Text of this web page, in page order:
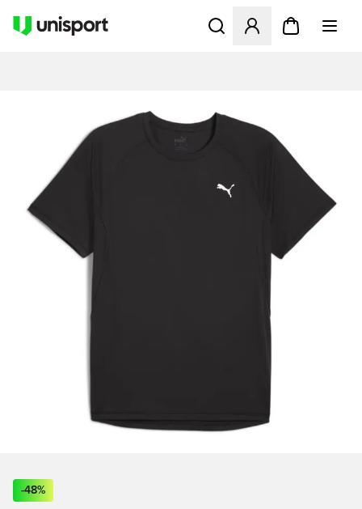
Åbner en Modal til at
-48%